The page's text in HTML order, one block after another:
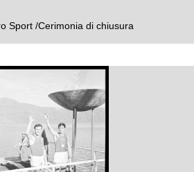
Sport /Cerimonia di chiusura